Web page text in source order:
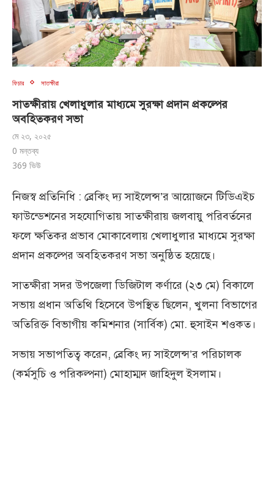
ফিচার সাতক্ষীরা
সাতক্ষীরায় খেলাধুলার মাধ্যমে সুরক্ষা প্রদান প্রকল্পের
অবহিতকরণ সভা
মে ২৩, ২০২৫
0 মন্তব্য
369 ভিউ
নিজস্ব প্রতিনিধি : ব্রেকিং দ্য সাইলেন্স’র আয়োজনে টিডিএইচ
ফাউন্ডেশনের সহযোগিতায় সাতক্ষীরায় জলবায়ু পরিবর্তনের
ফলে ক্ষতিকর প্রভাব মোকাবেলায় খেলাধুলার মাধ্যমে সুরক্ষা
প্রদান প্রকল্পের অবহিতকরণ সভা অনুষ্ঠিত হয়েছে।
সাতক্ষীরা সদর উপজেলা ডিজিটাল কর্ণারে (২৩ মে) বিকালে
সভায় প্রধান অতিথি হিসেবে উপস্থিত ছিলেন, খুলনা বিভাগের
অতিরিক্ত বিভাগীয় কমিশনার (সার্বিক) মো. হুসাইন শওকত।
সভায় সভাপতিত্ব করেন, ব্রেকিং দ্য সাইলেন্স’র পরিচালক
(কর্মসুচি ও পরিকল্পনা) মোহাম্মদ জাহিদুল ইসলাম।